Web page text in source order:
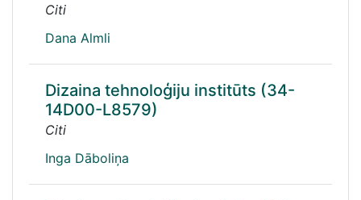
Citi
Dana Almli
Dizaina tehnoloģiju institūts (34-
14D00-L8579)
Citi
Inga Dāboliņa